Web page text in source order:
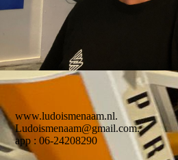
www.ludoismenaam.nl.
Ludoismenaam@gmail.com.
app : 06-24208290